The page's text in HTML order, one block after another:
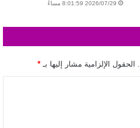
2026/07/29 8:01:59 مساءً
الحقول الإلزامية مشار إليها بـ *